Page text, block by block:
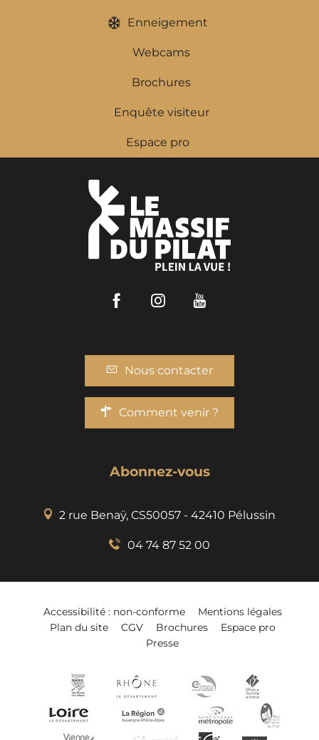
Enneigement
Webcams
Brochures
Enquête visiteur
Espace pro
FacebookInstagram
Nous contacter
Comment venir ?
Abonnez-vous
2 rue Benaÿ, CS50057 - 42410 Pélussin
04 74 87 52 00
Accessibilité : non-conforme
Mentions légales
Plan du site
CGV Brochures
Espace pro
Presse